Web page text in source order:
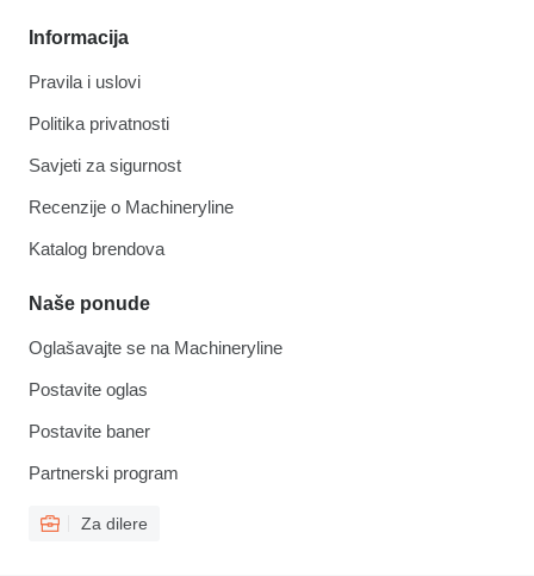
Informacija
Pravila i uslovi
Politika privatnosti
Savjeti za sigurnost
Recenzije o Machineryline
Katalog brendova
Naše ponude
Oglašavajte se na Machineryline
Postavite oglas
Postavite baner
Partnerski program
Za dilere